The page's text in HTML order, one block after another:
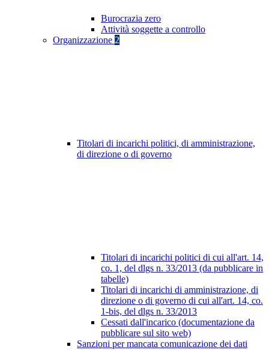
Burocrazia zero
Attività soggette a controllo
Organizzazione 2
Titolari di incarichi politici, di amministrazione,
di direzione o di governo
Titolari di incarichi politici di cui all'art. 14,
co. 1, del dlgs n. 33/2013 (da pubblicare in
tabelle)
Titolari di incarichi di amministrazione, di
direzione o di governo di cui all'art. 14, co.
1-bis, del dlgs n. 33/2013
Cessati dall'incarico (documentazione da
pubblicare sul sito web)
Sanzioni per mancata comunicazione dei dati